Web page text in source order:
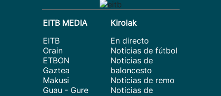
EITB MEDIA
EITB
Orain
ETBON
Gaztea
Makusi
Guau - Gure
Kirolak
En directo
Noticias de fútbol
Noticias de
baloncesto
Noticias de remo
Noticias de